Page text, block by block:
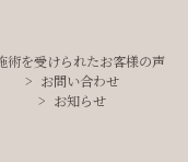
術を受けられたお客様の声
お問い合わせ
お知らせ